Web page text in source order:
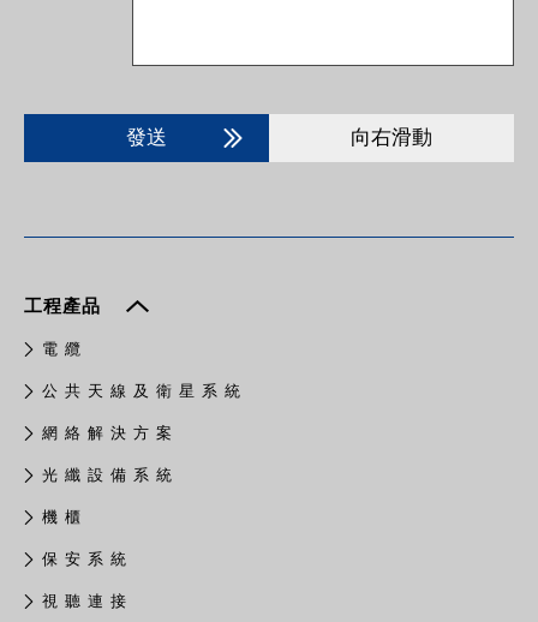
發送 向右滑動
工程產品
電 纜
公 共 天 線 及 衛 星 系 統
網 絡 解 決 方 案
光 纖 設 備 系 統
機 櫃
保 安 系 統
視 聽 連 接